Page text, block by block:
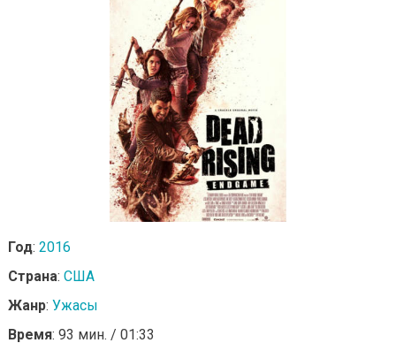
Год: 2016
Страна: США
Жанр: Ужасы
Время: 93 мин. / 01:33